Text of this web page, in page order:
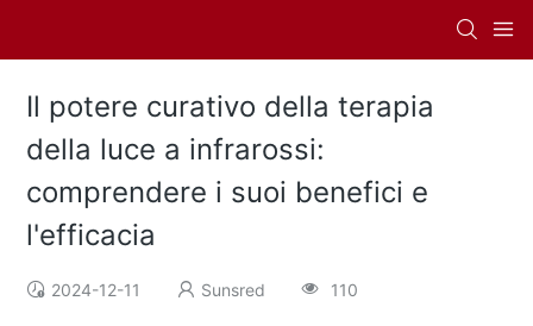
Il potere curativo della terapia
della luce a infrarossi:
comprendere i suoi benefici e
l'efficacia
2024-12-11 Sunsred 110